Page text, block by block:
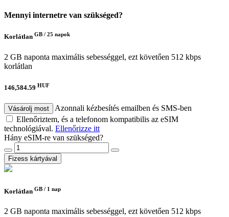
Mennyi internetre van szükséged?
Korlátlan GB / 25 napok
2 GB naponta maximális sebességgel, ezt követően 512 kbps
korlátlan
146,584.59 HUF
Vásárolj most
Azonnali kézbesítés emailben és SMS-ben
Ellenőriztem, és a telefonom kompatibilis az eSIM
technológiával. Ellenőrizze itt
Hány eSIM-re van szükséged?
Fizess kártyával
Korlátlan GB / 1 nap
2 GB naponta maximális sebességgel, ezt követően 512 kbps